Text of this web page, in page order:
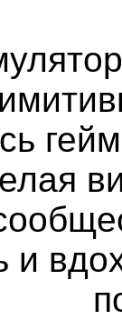
и